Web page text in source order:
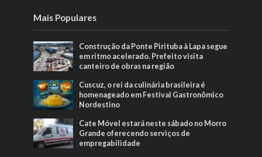
Mais Populares
Construção da Ponte Pirituba à Lapa segue
em ritmo acelerado. Prefeito visita
canteiro de obras na região
Cuscuz, o rei da culinária brasileira é
homenageado em Festival Gastronômico
Nordestino
Cate Móvel estará neste sábado no Morro
Grande oferecendo serviços de
empregabilidade